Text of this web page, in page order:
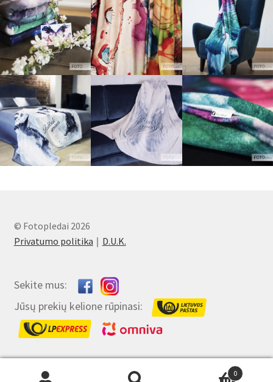
© Fotopledai 2026
Privatumo politika
D.U.K.
Sekite mus:
Jūsų prekių kelione rūpinasi:
0